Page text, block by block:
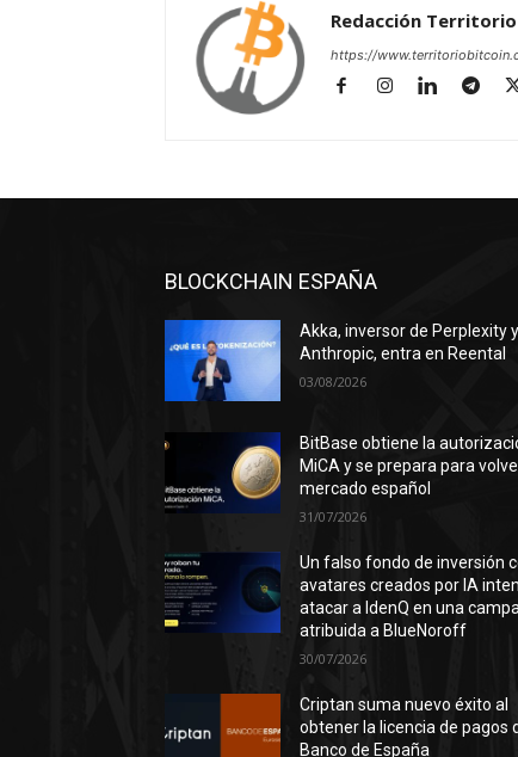
Redacción
https://
BLOCKCHAIN ESPAÑA
Akka, inversor de Perplexity y
Anthropic, entra en Reental
03/08/2026
BitBase obtiene la
MiCA y se prepara para
mercado español
31/07/2026
Un falso fondo de inversión
avatares creados por IA
atacar a IdenQ en una
atribuida a BlueNoroff
30/07/2026
Criptan suma nuevo éxito al
obtener la licencia de pagos
Banco de España